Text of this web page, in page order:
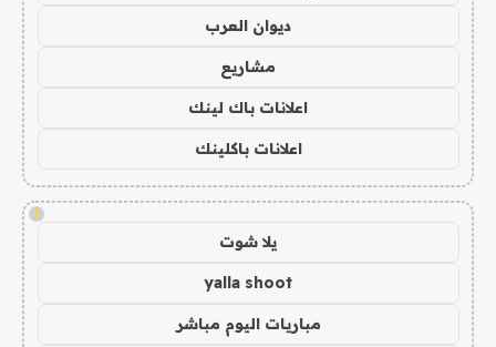
ديوان العرب
مشاريع
اعلانات باك لينك
اعلانات باكلينك
!
يلا شوت
yalla shoot
مباريات اليوم مباشر